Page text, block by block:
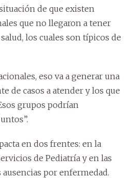
de que existen
que no llegaron a tener
los cuales son típicos de
eso va a generar una
de casos a atender y los que
grupos podrían
en dos frentes: en la
de Pediatría y en las
ausencias por enfermedad.